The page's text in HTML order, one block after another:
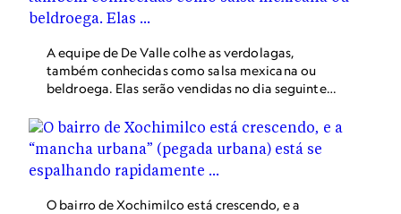
A equipe de De Valle colhe as verdolagas,
também conhecidas como salsa mexicana ou
beldroega. Elas serão vendidas no dia seguinte
entregues em cestos diretamente aos clientes.
O bairro de Xochimilco está crescendo, e a